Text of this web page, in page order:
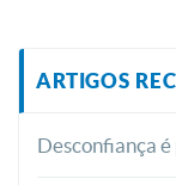
ARTIGOS
Desconfiança